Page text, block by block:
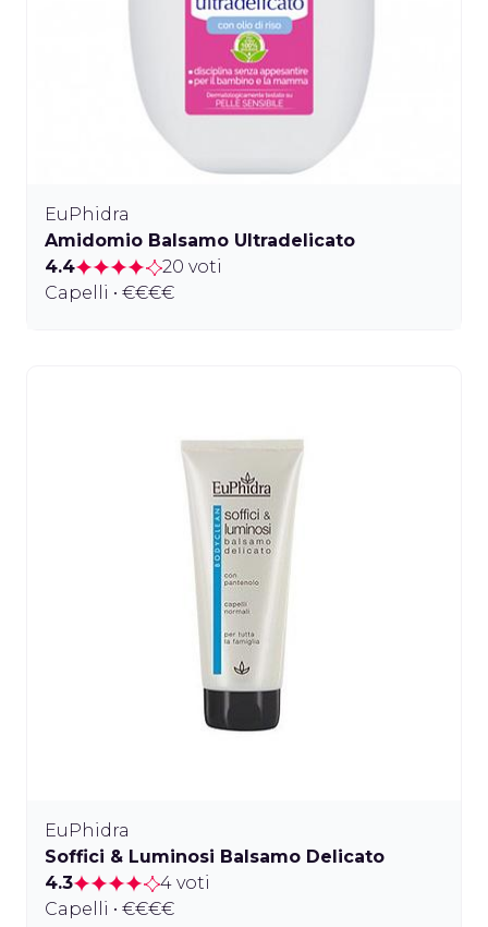
EuPhidra
Amidomio Balsamo Ultradelicato
4.4
20 voti
Capelli • €€€€
EuPhidra
Soffici & Luminosi Balsamo Delicato
4.3
4 voti
Capelli • €€€€